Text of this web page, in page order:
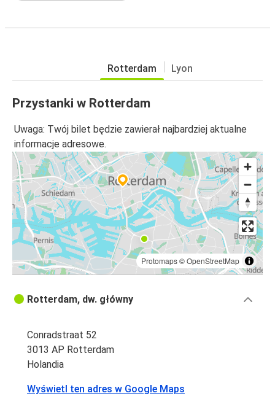
Rotterdam Lyon
Przystanki w Rotterdam
Uwaga: Twój bilet będzie zawierał najbardziej aktualne
informacje adresowe.
Protomaps©OpenStreetMap
Rotterdam, dw. główny
Conradstraat 52
3013 AP Rotterdam
Holandia
Wyświetl ten adres w Google Maps